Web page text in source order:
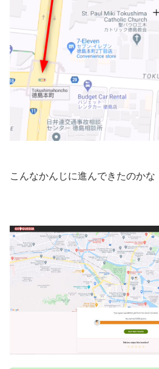
こんなかんじに進んできたのかな